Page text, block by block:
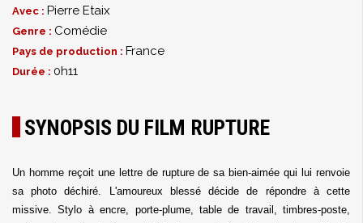
Avec : Pierre Etaix
Genre : Comédie
Pays de production : France
Durée : 0h11
SYNOPSIS DU FILM RUPTURE
Un homme reçoit une lettre de rupture de sa bien-aimée qui lui renvoie
sa photo déchiré. L'amoureux blessé décide de répondre à cette
missive. Stylo à encre, porte-plume, table de travail, timbres-poste,